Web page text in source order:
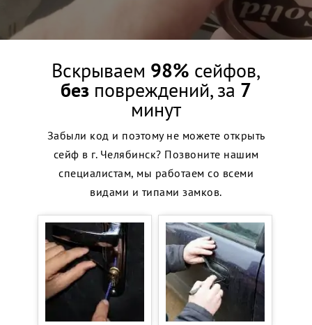
Вскрываем 98% сейфов,
без повреждений, за 7
минут
Забыли код и поэтому не можете открыть
сейф в г. Челябинск? Позвоните нашим
специалистам, мы работаем со всеми
видами и типами замков.